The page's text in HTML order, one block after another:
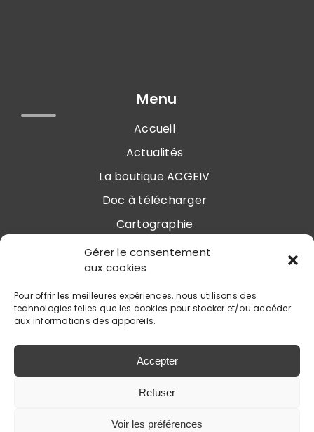
Gérer le consentement
aux cookies
Pour offrir les meilleures expériences, nous utilisons des
technologies telles que les cookies pour stocker et/ou accéder
aux informations des appareils.
Accepter
Refuser
Voir les préférences
Menu
Accueil
Actualités
La boutique ACGEIV
Doc à télécharger
Cartographie
Association
Modes de chasse
Contact
ACGEIV
Mentions légales